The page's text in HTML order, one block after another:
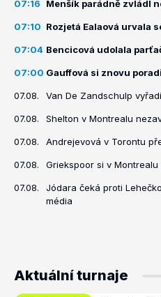
07:16 Menšík parádně zvládl
07:10 Rozjetá Ealaová urvala
07:04 Bencicová udolala
07:00 Gauffová si znovu
07.08. Van De Zandschulp
07.08. Shelton v Montrealu
07.08. Andrejevová v Torontu
07.08. Griekspoor si v
07.08.
Jódara čeká proti
média
Aktuální turnaje